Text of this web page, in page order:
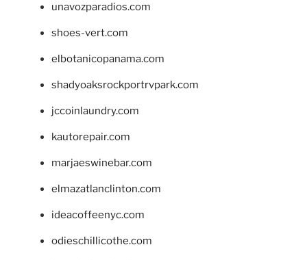
unavozparadios.com
shoes-vert.com
elbotanicopanama.com
shadyoaksrockportrvpark.com
jccoinlaundry.com
kautorepair.com
marjaeswinebar.com
elmazatlanclinton.com
ideacoffeenyc.com
odieschillicothe.com